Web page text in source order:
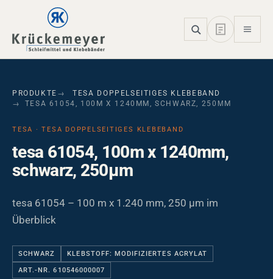
Skip to main navigation
Skip to main content
Skip to page footer
PRODUKTE
TESA DOPPELSEITIGES KLEBEBAND
TESA 61054, 100M X 1240MM, SCHWARZ, 250ΜM
TESA · TESA DOPPELSEITIGES KLEBEBAND
tesa 61054, 100m x 1240mm,
schwarz, 250µm
tesa 61054 – 100 m x 1.240 mm, 250 µm im
Überblick
SCHWARZ KLEBSTOFF: MODIFIZIERTES ACRYLAT
ART.-NR. 610546000007